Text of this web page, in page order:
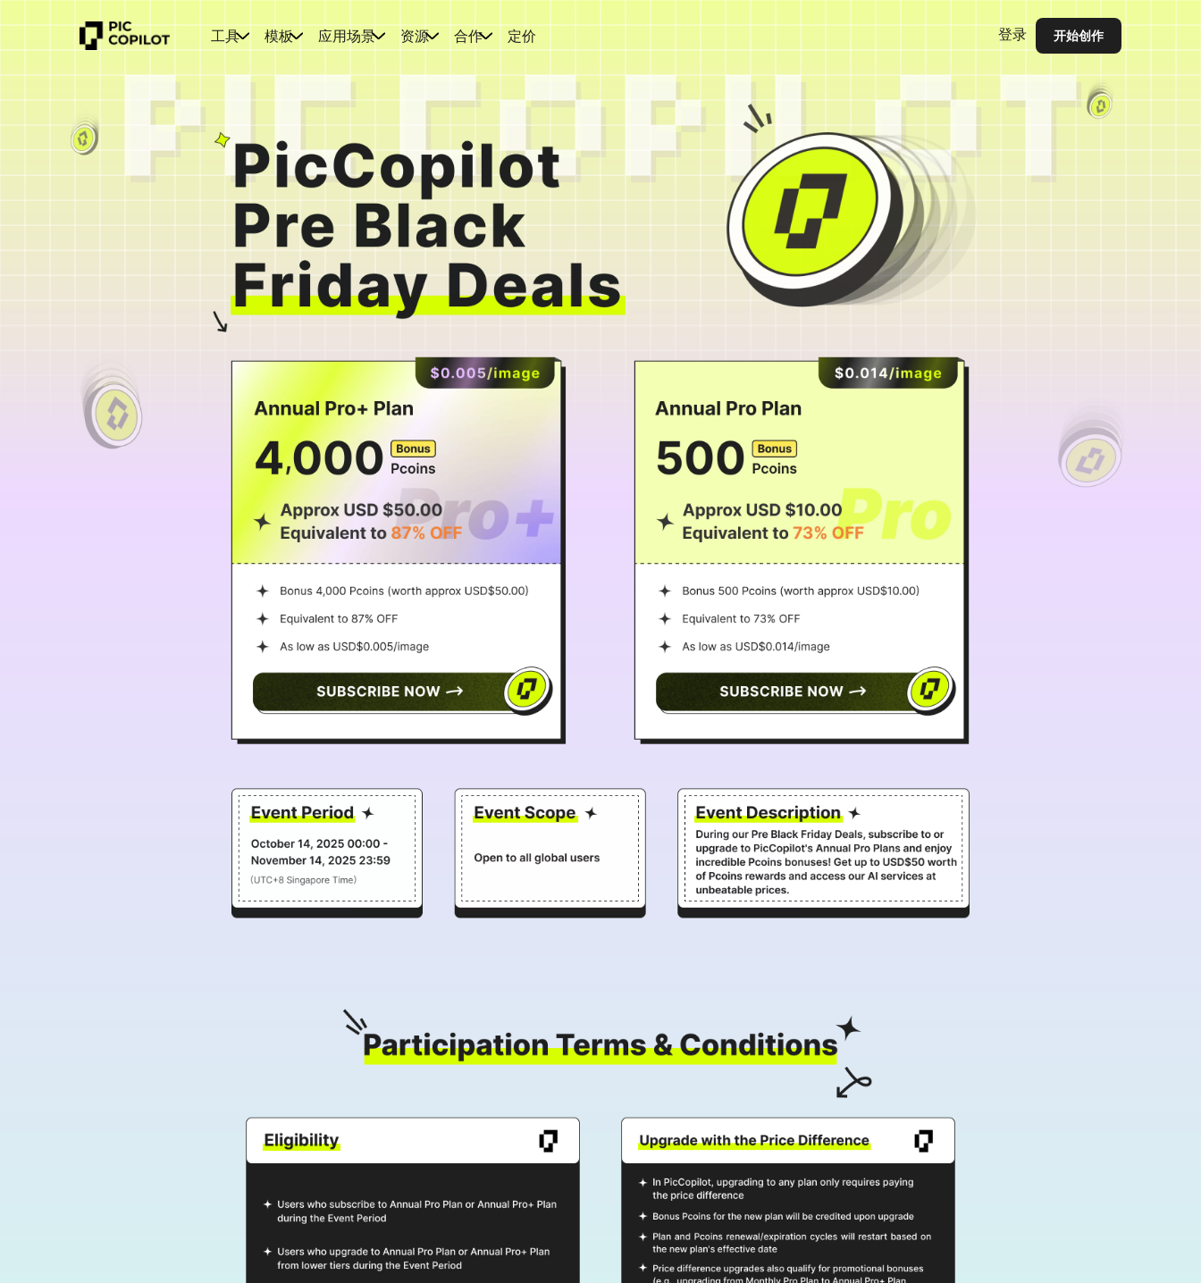
工具 模板 应用场景 资源 合作 定价 登录 开始创作